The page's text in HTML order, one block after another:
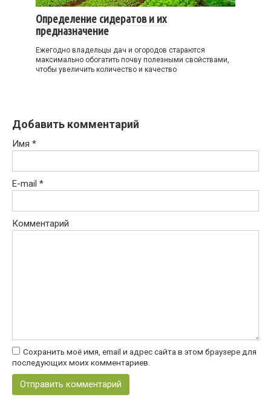
Определение сидератов и их
предназначение
Ежегодно владельцы дач и огородов стараются
максимально обогатить почву полезными свойствами,
чтобы увеличить количество и качество
Добавить комментарий
Имя *
E-mail *
Комментарий
Сохранить моё имя, email и адрес сайта в этом браузере для
последующих моих комментариев.